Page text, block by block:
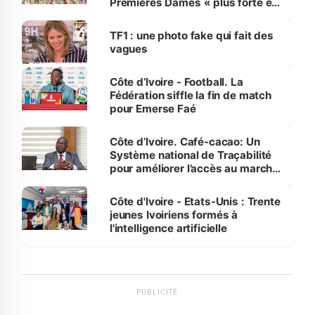
sur la scène internationale »
TF1 : une photo fake qui fait des
vagues
Côte d’Ivoire - Football. La
Fédération siffle la fin de match
pour Emerse Faé
Côte d’Ivoire. Café-cacao: Un
Système national de Traçabilité
pour améliorer l’accès au marché
Côte d'Ivoire - Etats-Unis : Trente
jeunes Ivoiriens formés à
l'intelligence artificielle
PUBLICITÉ